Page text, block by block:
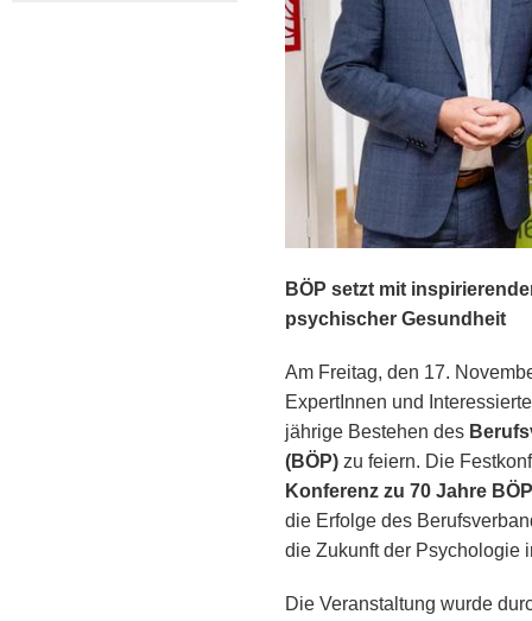
BÖP setzt mit
psychischer Gesundheit
Am Freitag, den 17.
ExpertInnen und
jährige Bestehen des
(BÖP) zu feiern. Die
Konferenz zu 70 Jahre BÖP
die Erfolge des
die Zukunft der Psychologie
Die Veranstaltung wurde